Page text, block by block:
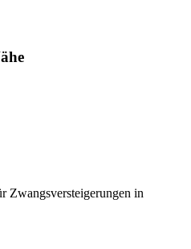
Zwangsversteigerungen in